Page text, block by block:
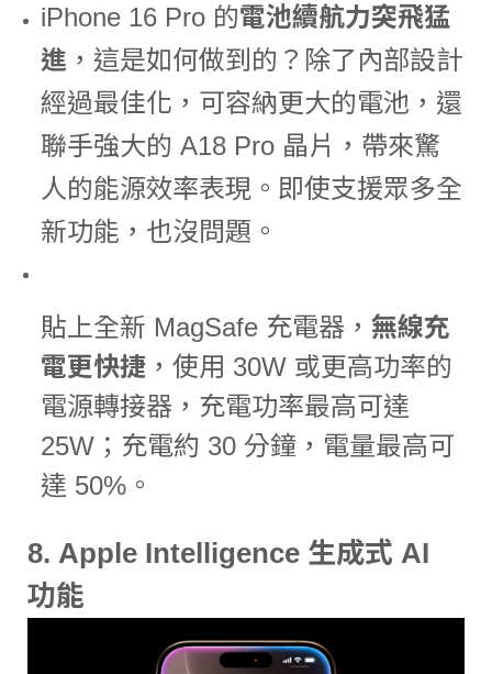
iPhone 16 Pro 的電池續航力突飛猛
進 ，這是如何做到的？除了內部設計
經過最佳化，可容納更大的電池，還
聯手強大的 A18 Pro 晶片，帶來驚
人的能源效率表現。即使支援眾多全
新功能，也沒問題。
貼上全新 MagSafe 充電器， 無線充
電更快捷，使用 30W 或更高功率的
電源轉接器，充電功率最高可達
25W；充電約 30 分鐘，電量最高可
達 50%。
8. Apple Intelligence 生成式 AI
功能